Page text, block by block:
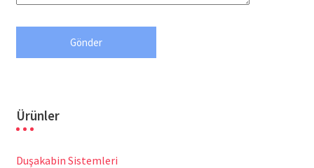
Ürünler
Duşakabin Sistemleri